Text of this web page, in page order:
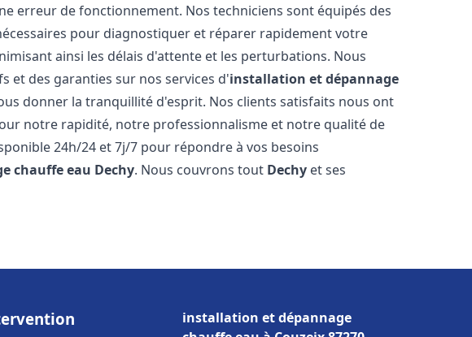
erreur de fonctionnement. Nos techniciens sont équipés des
pour diagnostiquer et réparer rapidement votre
ainsi les délais d'attente et les perturbations. Nous
et des garanties sur nos services d'installation et dépannage
donner la tranquillité d'esprit. Nos clients satisfaits nous ont
notre rapidité, notre professionnalisme et notre qualité de
24h/24 et 7j/7 pour répondre à vos besoins
chauffe eau Dechy. Nous couvrons tout Dechy et ses
installation et dépannage